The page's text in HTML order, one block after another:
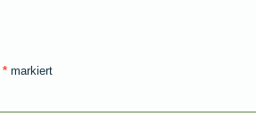
* markiert